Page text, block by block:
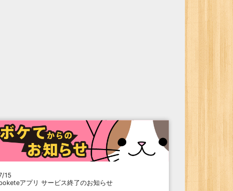
15
アプリ サービス終了のお知らせ